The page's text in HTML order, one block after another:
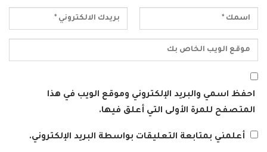
احفظ اسمي والبريد الإلكتروني وموقع الويب في هذا
المتصفح للمرة الأولى التي أعلق فيها.
أعلمني بمتابعة التعليقات بواسطة البريد الإلكتروني.